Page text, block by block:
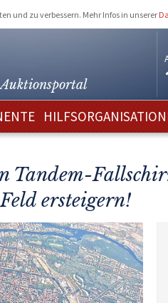
und zu verbessern. Mehr Infos in unserer
Auktionsportal
Tandem-
ersteigern!